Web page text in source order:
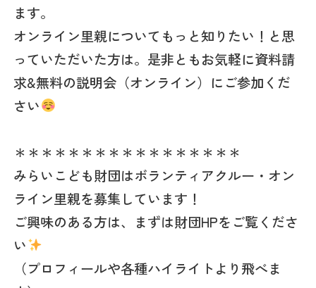
ます。
オンライン里親についてもっと知りたい！と思
っていただいた方は。是非ともお気軽に資料請
求&無料の説明会（オンライン）にご参加くだ
さい
＊＊＊＊＊＊＊＊＊＊＊＊＊＊＊＊＊
みらいこども財団はボランティアクルー・オン
ライン里親を募集しています！
ご興味のある方は、まずは財団HPをご覧くださ
い
（プロフィールや各種ハイライトより飛べま